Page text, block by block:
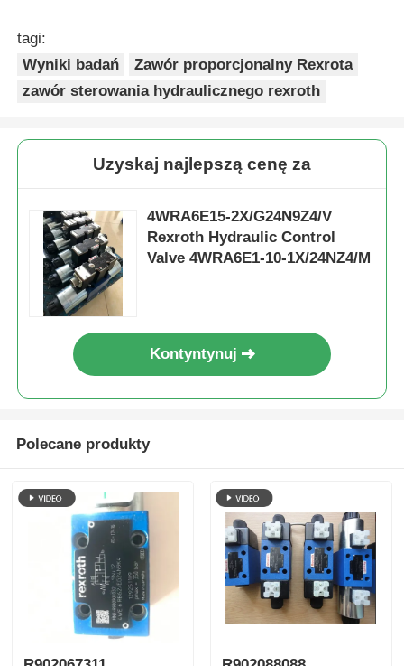
tagi:
Wyniki badań
Zawór proporcjonalny Rexrota
zawór sterowania hydraulicznego rexroth
Uzyskaj najlepszą cenę za
4WRA6E15-2X/G24N9Z4/V
Rexroth Hydraulic Control
Valve 4WRA6E1-10-1X/24NZ4/M
Kontyntynuj
Polecane produkty